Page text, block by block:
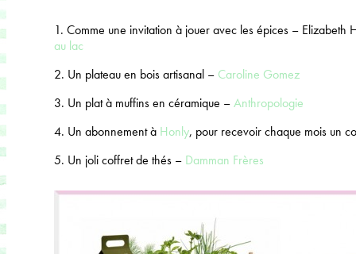
1. Comme une invitation à jouer avec les épices – Elizabeth
au lac
2. Un plateau en bois artisanal – Caroline Gomez
3. Un plat à muffins en céramique –Anthropologie
4. Un abonnement à Honly, pour recevoir chaque mois un
5. Un joli coffret de thés – Damman Frères